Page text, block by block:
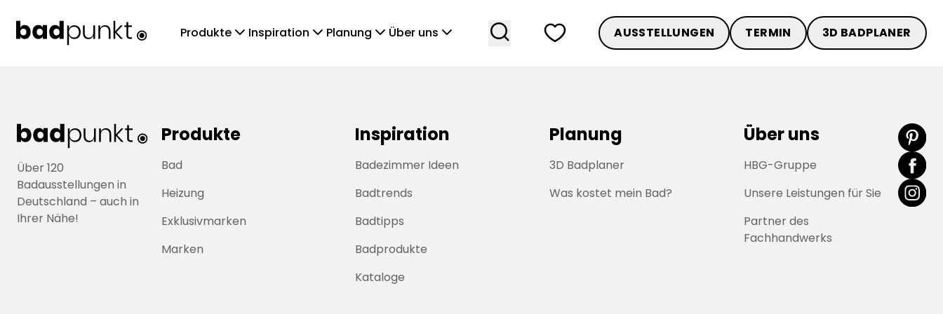
Produkte chevronDown Inspiration chevronDown Planung chevronDown Über uns chevronDown search heart AUSSTELLUNGEN TERMIN 3D BADPLANER
Über 120
Badausstellungen in
Deutschland – auch in
Ihrer Nähe!
Produkte
Bad
Heizung
Exklusivmarken
Marken
Inspiration
Badezimmer Ideen
Badtrends
Badtipps
Badprodukte
Kataloge
Planung
3D Badplaner
Was kostet mein Bad?
Über uns
HBG-Gruppe
Unsere Leistungen für Sie
Partner des
Fachhandwerks